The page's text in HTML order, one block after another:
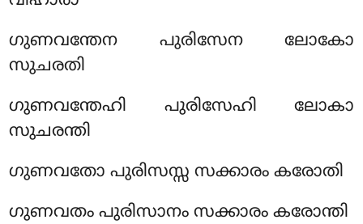
ഗുണവന്തേന പുരിസേന ലോകോ
സുചരതി
ഗുണവന്തേഹി പുരിസേഹി ലോകാ
സുചരന്തി
ഗുണവതോ പുരിസസ്സ സക്കാരം കരോതി
ഗുണവതം പുരിസാനം സക്കാരം കരോന്തി